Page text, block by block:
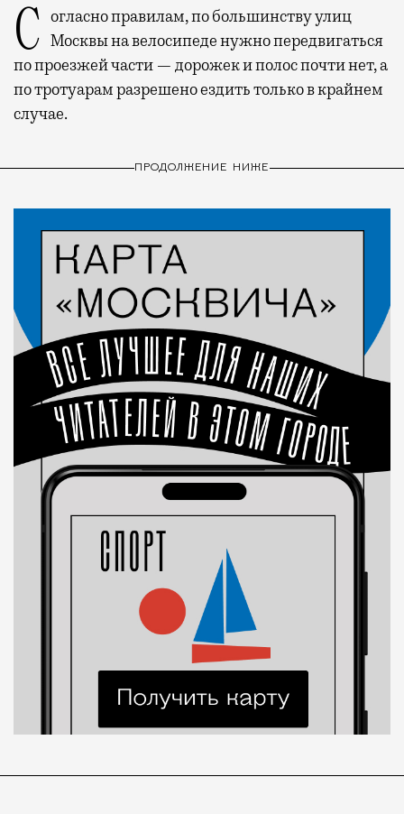
Согласно правилам, по большинству улиц Москвы на велосипеде нужно передвигаться
по проезжей части — дорожек и полос почти нет, а
по тротуарам разрешено ездить только в крайнем
случае.
ПРОДОЛЖЕНИЕ НИЖЕ